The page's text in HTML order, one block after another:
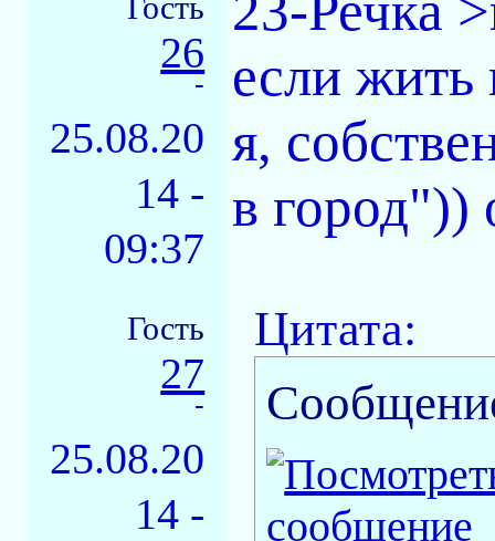
Гость
26
-
25.08.20
14 -
09:37
если жить
я,
в город"))
Гость
27
-
25.08.20
14 -
Цитата: